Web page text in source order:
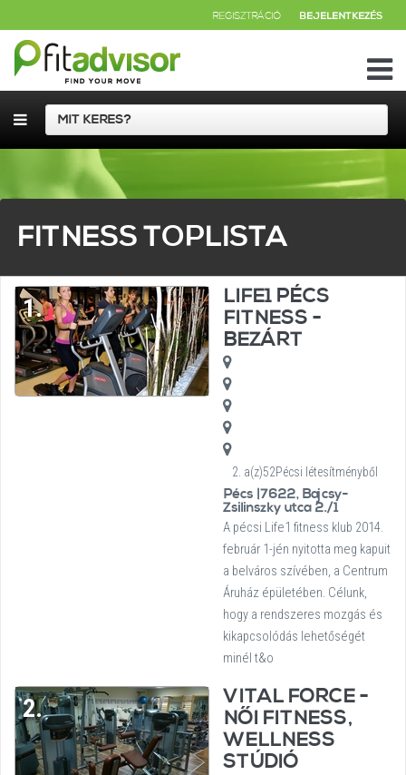
REGISZTRÁCIÓ BEJELENTKEZÉS
FITNESS TOPLISTA
1.
LIFE1 PÉCS
FITNESS -
BEZÁRT
2. a(z)52Pécsi létesítményből
Pécs |7622, Bajcsy-
Zsilinszky utca 2./1
A pécsi Life1 fitness klub 2014.
február 1-jén nyitotta meg kapuit
a belváros szívében, a Centrum
Áruház épületében. Célunk,
hogy a rendszeres mozgás és
kikapcsolódás lehetőségét
minél t&o
2.
VITAL FORCE -
NŐI FITNESS,
WELLNESS
STÚDIÓ